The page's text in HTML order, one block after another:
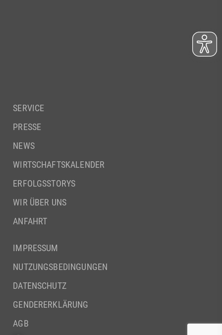
SERVICE
PRESSE
NEWS
WIRTSCHAFTSKALENDER
ERFOLGSSTORYS
WIR ÜBER UNS
ANFAHRT
IMPRESSUM
NUTZUNGSBEDINGUNGEN
DATENSCHUTZ
GENDERERKLÄRUNG
AGB